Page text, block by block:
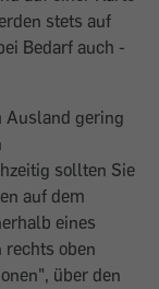
stets auf
Bedarf auch
Ausland gering
sollten Sie
auf dem
eines
rechts oben
über den